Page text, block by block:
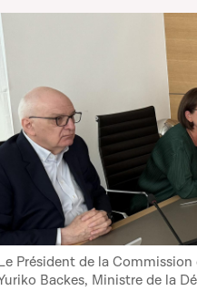
Président de la
Backes, Ministre de la